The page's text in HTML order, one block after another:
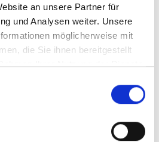
an unsere Partner für
und Analysen weiter. Unsere
möglicherweise mit
die Sie ihnen bereitgestellt
Ihrer Nutzung der Dienste
Studenten der K.D.St.V.
eine Krippe aus der
Ordinariat.